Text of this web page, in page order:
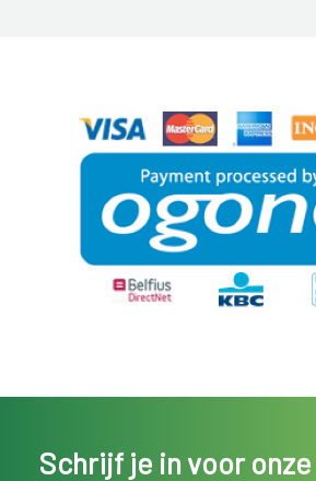
Schrijf je in voor